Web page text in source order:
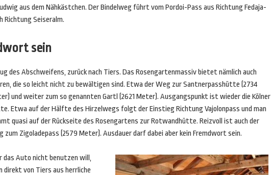
aus dem Nähkästchen. Der Bindelweg führt vom Pordoi-Pass aus Richtung Fedaja-
Richtung Seiseralm.
sein
des Abschweifens, zurück nach Tiers. Das Rosengartenmassiv bietet nämlich auch
die so leicht nicht zu bewältigen sind. Etwa der Weg zur Santnerpasshütte (2734
und weiter zum so genannten Gartl (2621 Meter). Ausgangspunkt ist wieder die Kölner
Etwa auf der Hälfte des Hirzelwegs folgt der Einstieg Richtung Vajolonpass und man
quasi auf der Rückseite des Rosengartens zur Rotwandhütte. Reizvoll ist auch der
zum Zigoladepass (2579 Meter). Ausdauer darf dabei aber kein Fremdwort sein.
das Auto nicht benutzen will,
direkt von Tiers aus herrliche